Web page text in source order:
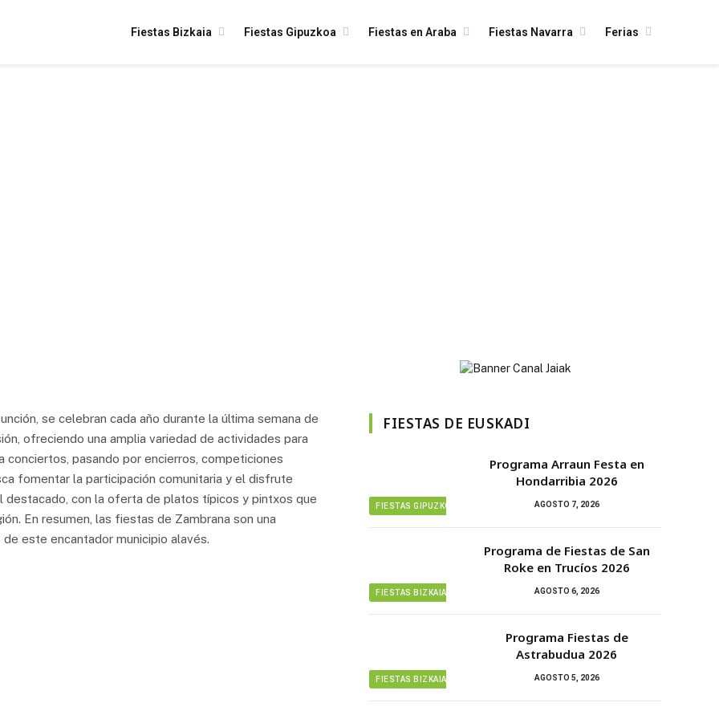
Fiestas Bizkaia Fiestas Gipuzkoa Fiestas en Araba Fiestas Navarra Ferias
se celebran cada año durante la última semana de
ofreciendo una amplia variedad de actividades para
conciertos, pasando por encierros, competiciones
fomentar la participación comunitaria y el disfrute
destacado, con la oferta de platos típicos y pintxos que
En resumen, las fiestas de Zambrana son una
este encantador municipio alavés.
FIESTAS DE EUSKADI
FIESTAS GIPUZKOA
Programa Arraun Festa en
Hondarribia 2026
AGOSTO 7, 2026
FIESTAS BIZKAIA
Programa de Fiestas de San
Roke en Trucíos 2026
AGOSTO 6, 2026
FIESTAS BIZKAIA
Programa Fiestas de
Astrabudua 2026
AGOSTO 5, 2026